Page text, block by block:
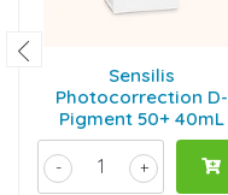
Sensilis
Photocorrection D-
Pigment 50+ 40mL
+
-